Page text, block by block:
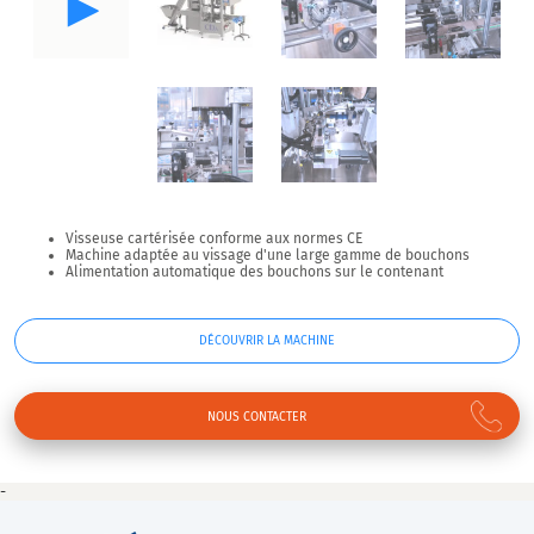
Visseuse cartérisée conforme aux normes CE
Machine adaptée au vissage d'une large gamme de bouchons
Alimentation automatique des bouchons sur le contenant
DÉCOUVRIR LA MACHINE
NOUS CONTACTER
-